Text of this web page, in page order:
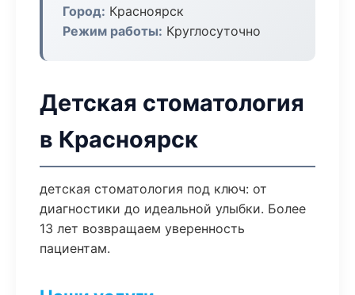
Город: Красноярск
Режим работы: Круглосуточно
Детская стоматология
в Красноярск
детская стоматология под ключ: от
диагностики до идеальной улыбки. Более
13 лет возвращаем уверенность
пациентам.